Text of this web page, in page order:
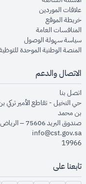
علاقات الموردينnew window
خريطة الموقعin new window
المنافسات العامةwindow
سياسة سهولة الوصولwindow
المنصة الوطنية الموحدة
الاتصال والدعم
اتصل بنا
حي النخيل - تقاطع الأمير تركي
بن محمد
صندوق البريد 75606 – الرياض 11588
info@cst.gov.sa
19966
تابعنا على